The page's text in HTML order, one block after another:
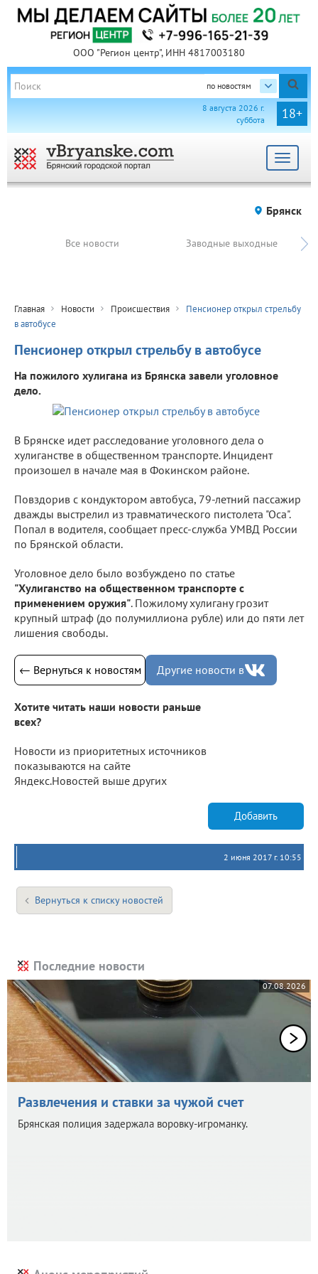
ООО "Регион центр", ИНН 4817003180
по новостям
18+
8 августа 2026 г.
суббота
Toggle
Брянск
Все новости Заводные выходные
Главная Новости Происшествия
Пенсионер открыл стрельбу
в автобусе
Пенсионер открыл стрельбу в автобусе
На пожилого хулигана из Брянска завели уголовное
дело.
В Брянске идет расследование уголовного дела о
хулиганстве в общественном транспорте. Инцидент
произошел в начале мая в Фокинском районе.
Повздорив с кондуктором автобуса, 79-летний пассажир
дважды выстрелил из травматического пистолета "Оса".
Попал в водителя, сообщает пресс-служба УМВД России
по Брянской области.
Уголовное дело было возбуждено по статье
"Хулиганство на общественном транспорте с
применением оружия". Пожилому хулигану грозит
крупный штраф (до полумиллиона рубле) или до пяти лет
лишения свободы.
← Вернуться к новостям Другие новости в
Хотите читать наши новости раньше
всех?
Новости из приоритетных источников
показываются на сайте
Яндекс.Новостей выше других
Добавить
2 июня 2017 г. 10:55
Вернуться к списку новостей
Последние новости
07.08.2026
Развлечения и ставки за чужой счет
Брянская полиция задержала воровку-игроманку.